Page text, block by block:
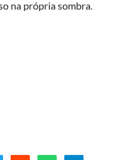
na própria sombra.